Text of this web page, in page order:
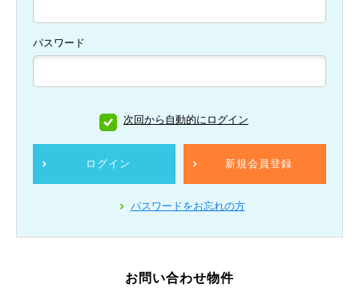
パスワード
次回から自動的にログイン
ログイン 新規会員登録
パスワードをお忘れの方
お問い合わせ物件